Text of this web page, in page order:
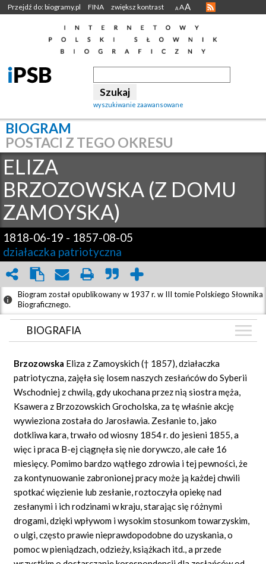
Przejdź do: biogramy.pl FINA zwiększ kontrast A AA
wyszukiwanie zaawansowane
BIOGRAM
POSTACI Z TEGO OKRESU
ELIZA
BRZOZOWSKA (Z DOMU
ZAMOYSKA)
1818-06-19 - 1857-08-05
działaczka patriotyczna
Biogram został opublikowany w 1937 r. w III tomie Polskiego Słownika
Biograficznego.
BIOGRAFIA
GRAF POWIĄZAŃ
DYSKUSJA
Mapa
Brzozowska Eliza z Zamoyskich († 1857), działaczka
patriotyczna, zajęła się losem naszych zesłańców do Syberii
Wschodniej z chwilą, gdy ukochana przez nią siostra męża,
Ksawera z Brzozowskich Grocholska, za tę właśnie akcję
wywieziona została do Jarosławia. Zesłanie to, jako
dotkliwa kara, trwało od wiosny 1854 r. do jesieni 1855, a
więc i praca B-ej ciągnęła się nie dorywczo, ale całe 16
miesięcy. Pomimo bardzo wątłego zdrowia i tej pewności, że
za kontynuowanie zabronionej pracy może ją każdej chwili
spotkać więzienie lub zesłanie, roztoczyła opiekę nad
zesłanymi i ich rodzinami w kraju, starając się różnymi
drogami, dzięki wpływom i wysokim stosunkom towarzyskim,
o ulgi, często prawie nieprawdopodobne do uzyskania, o
pomoc w pieniądzach, odzieży, książkach itd., a przede